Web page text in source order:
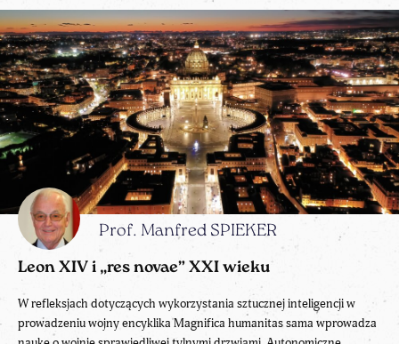
Prof. Manfred SPIEKER
Leon XIV i „res novae” XXI wieku
W refleksjach dotyczących wykorzystania sztucznej inteligencji w
prowadzeniu wojny encyklika Magnifica humanitas sama wprowadza